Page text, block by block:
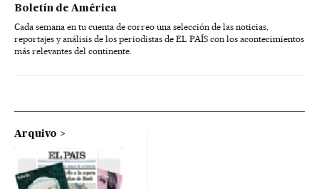
Boletín de América
Cada semana en tu cuenta de correo una selección de las noticias,
reportajes y análisis de los periodistas de EL PAÍS con los acontecimientos
más relevantes del continente.
Arquivo